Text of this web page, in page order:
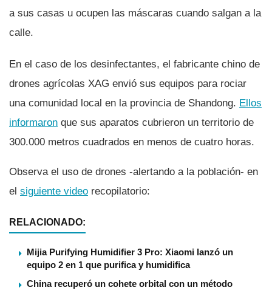
a sus casas u ocupen las máscaras cuando salgan a la
calle.
En el caso de los desinfectantes, el fabricante chino de
drones agrí­colas XAG envió sus equipos para rociar
una comunidad local en la provincia de Shandong. Ellos
informaron que sus aparatos cubrieron un territorio de
300.000 metros cuadrados en menos de cuatro horas.
Observa el uso de drones -alertando a la población- en
el siguiente video recopilatorio:
RELACIONADO:
Mijia Purifying Humidifier 3 Pro: Xiaomi lanzó un
equipo 2 en 1 que purifica y humidifica
China recuperó un cohete orbital con un método